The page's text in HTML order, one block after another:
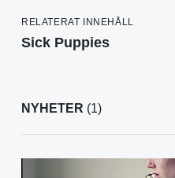
RELATERAT INNEHÅLL
Sick Puppies
NYHETER (1)